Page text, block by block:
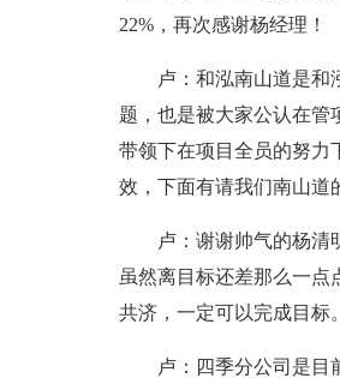
22%，再次感谢杨经理！
卢：和泓南山道是和
题，也是被大家公认在管
带领下在项目全员的努力
效，下面有请我们南山道
卢：谢谢帅气的杨清
虽然离目标还差那么一点
共济，一定可以完成目标
卢：四季分公司是目